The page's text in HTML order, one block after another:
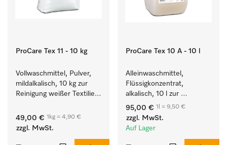
ProCare Tex 11 - 10 kg
Vollwaschmittel, Pulver,
mildalkalisch, 10 kg zur
Reinigung weißer Textilien
Buntwäsche.
49,00 € 1kg = 4,90 €
zzgl. MwSt.
ProCare Tex 10 A - 10 l
Alleinwaschmittel,
Flüssigkonzentrat,
alkalisch, 10 l zur
Reinigung weißer Textilien
und farbechter
Buntwäsche.
95,00 € 1l = 9,50 €
zzgl. MwSt.
Auf Lager